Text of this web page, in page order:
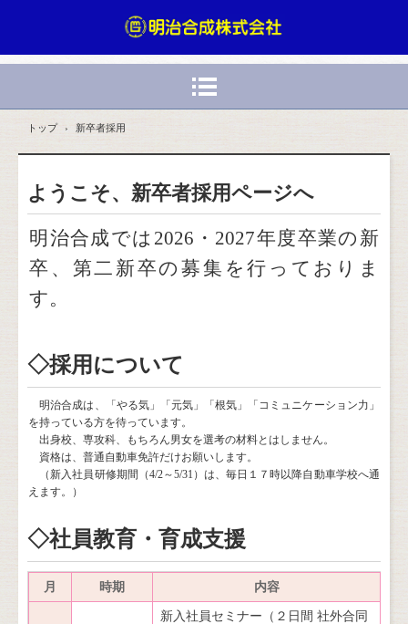
トップ › 新卒者採用
ようこそ、新卒者採用ページへ
明治合成では2026・2027年度卒業の新
卒、第二新卒の募集を行っておりま
す。
◇採用について
明治合成は、「やる気」「元気」「根気」「コミュニケーション力」
を持っている方を待っています。
出身校、専攻科、もちろん男女を選考の材料とはしません。
資格は、普通自動車免許だけお願いします。
（新入社員研修期間（4/2～5/31）は、毎日１７時以降自動車学校へ通
えます。）
◇社員教育・育成支援
月 時期 内容
新入社員セミナー（２日間 社外合同